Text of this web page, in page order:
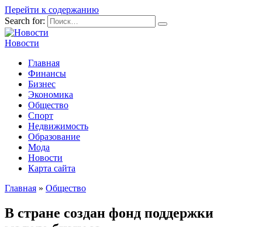
Перейти к содержанию
Search for:
Новости
Главная
Финансы
Бизнес
Экономика
Общество
Спорт
Недвижимость
Образование
Мода
Новости
Карта сайта
Главная » Общество
В стране создан фонд поддержки